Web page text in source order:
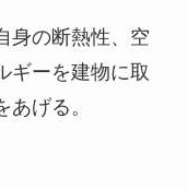
身の断熱性、空
ギーを建物に取
げる。